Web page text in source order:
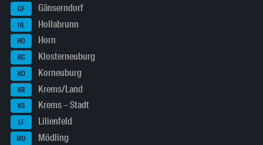
GF Gänserndorf
HL Hollabrunn
HO Horn
KG Klosterneuburg
KO Korneuburg
KR Krems/Land
KS Krems – Stadt
LF Lilienfeld
MD Mödling